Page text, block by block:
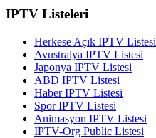
IPTV Listeleri
Herkese Açık IPTV Listesi
Avustralya IPTV Listesi
Japonya IPTV Listesi
ABD IPTV Listesi
Haber IPTV Listesi
Spor IPTV Listesi
Animasyon IPTV Listesi
IPTV-Org Public Listesi